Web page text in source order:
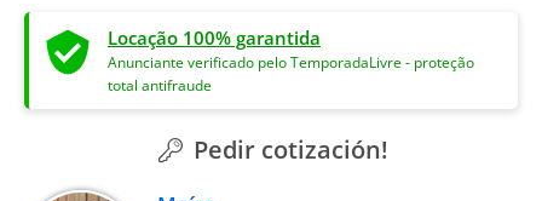
Locação 100% garantida
Anunciante verificado pelo TemporadaLivre - proteção
total antifraude
Pedir cotización!